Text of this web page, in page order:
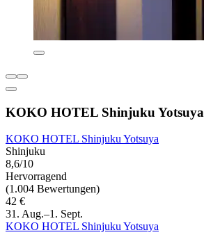
KOKO HOTEL Shinjuku Yotsuya
KOKO HOTEL Shinjuku Yotsuya
Shinjuku
8,6/10
Hervorragend
(1.004 Bewertungen)
42 €
31. Aug.–1. Sept.
KOKO HOTEL Shinjuku Yotsuya